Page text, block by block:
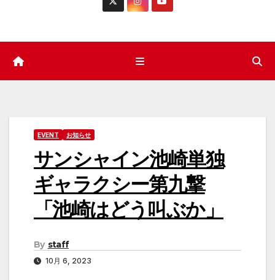
EVENT お知らせ
サンシャイン池崎単独
ギャラクシー第九撃
「池崎はどう叫ぶか」
By staff
10月 6, 2023